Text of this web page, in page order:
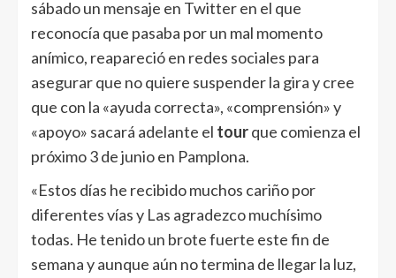
sábado un mensaje en Twitter en el que
reconocía que pasaba por un mal momento
anímico, reapareció en redes sociales para
asegurar que no quiere suspender la gira y cree
que con la «ayuda correcta», «comprensión» y
«apoyo» sacará adelante el tourque comienza el
próximo 3 de junio en Pamplona.
«Estos días he recibido muchos cariño por
diferentes vías y Las agradezco muchísimo
todas. He tenido un brote fuerte este fin de
semana y aunque aún no termina de llegar la luz,